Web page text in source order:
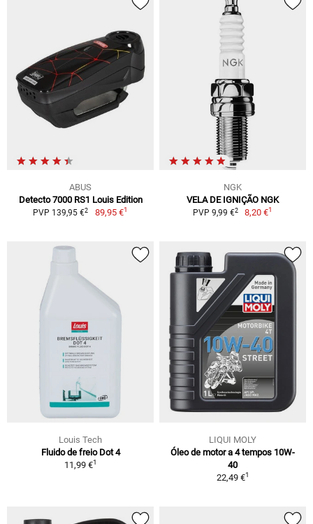
ABUS
Detecto 7000 RS1 Louis Edition
PVP 139,95 €2 89,95 €1
NGK
VELA DE IGNIÇÃO NGK
PVP 9,99 €2 8,20 €1
Louis Tech
Fluido de freio Dot 4
11,99 €1
LIQUI MOLY
Óleo de motor a 4 tempos 10W-
40
22,49 €1